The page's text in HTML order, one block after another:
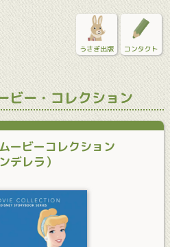
うさぎ出版 コンタクト
ビー・コレクション
ービーコレクション
デレラ）